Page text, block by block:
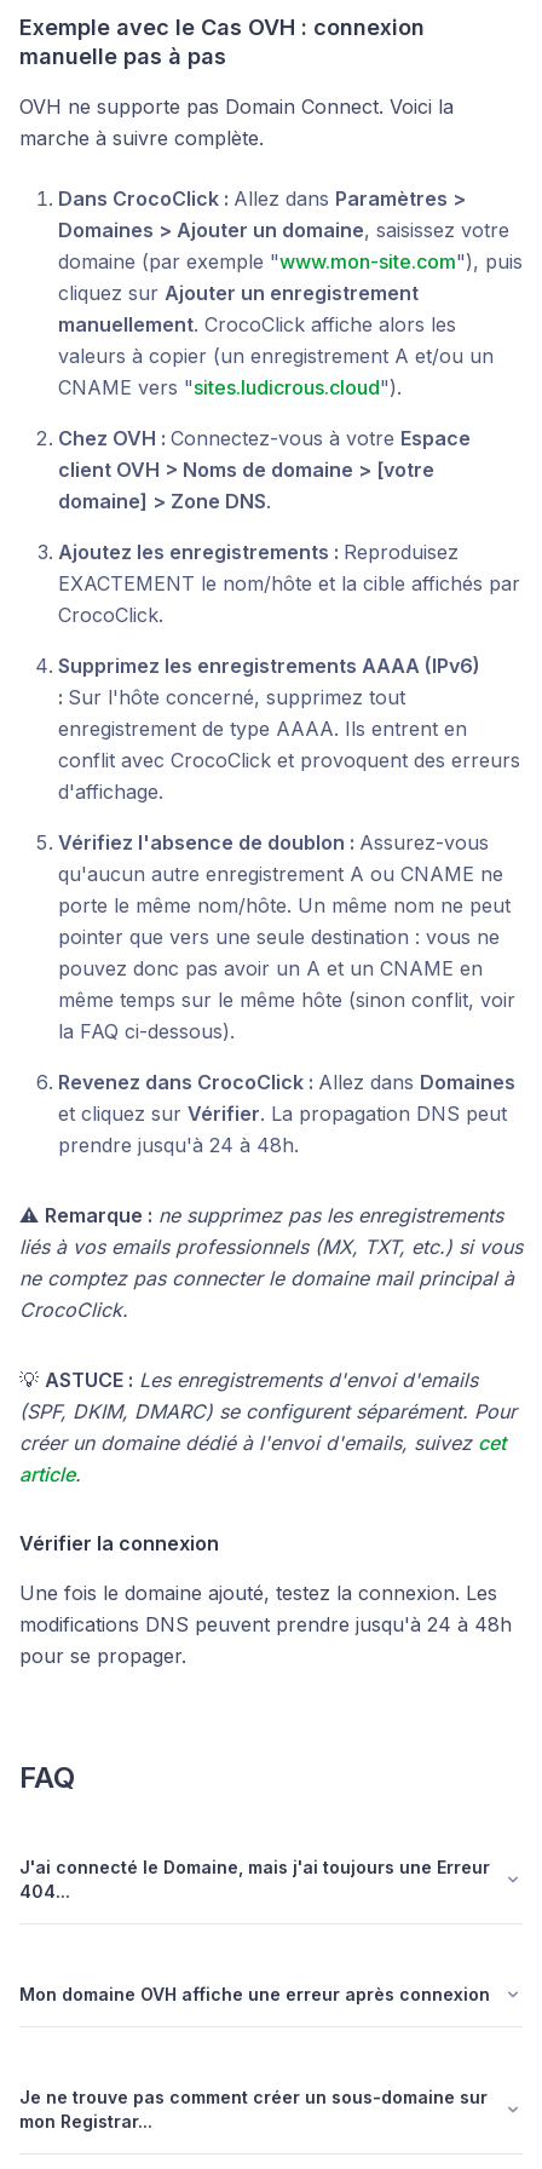
Exemple avec le Cas OVH : connexion
manuelle pas à pas
OVH ne supporte pas Domain Connect. Voici la
marche à suivre complète.
Dans CrocoClick : Allez dans Paramètres >
Domaines > Ajouter un domaine, saisissez votre
domaine (par exemple "www.mon-site.com"), puis
cliquez sur Ajouter un enregistrement
manuellement. CrocoClick affiche alors les
valeurs à copier (un enregistrement A et/ou un
CNAME vers "sites.ludicrous.cloud").
Chez OVH : Connectez-vous à votre Espace
client OVH > Noms de domaine > [votre
domaine] > Zone DNS.
Ajoutez les enregistrements : Reproduisez
EXACTEMENT le nom/hôte et la cible affichés par
CrocoClick.
Supprimez les enregistrements AAAA (IPv6)
: Sur l'hôte concerné, supprimez tout
enregistrement de type AAAA. Ils entrent en
conflit avec CrocoClick et provoquent des erreurs
d'affichage.
Vérifiez l'absence de doublon : Assurez-vous
qu'aucun autre enregistrement A ou CNAME ne
porte le même nom/hôte. Un même nom ne peut
pointer que vers une seule destination : vous ne
pouvez donc pas avoir un A et un CNAME en
même temps sur le même hôte (sinon conflit, voir
la FAQ ci-dessous).
Revenez dans CrocoClick : Allez dans Domaines
et cliquez sur Vérifier. La propagation DNS peut
prendre jusqu'à 24 à 48h.
⚠️ Remarque : ne supprimez pas les enregistrements
liés à vos emails professionnels (MX, TXT, etc.) si vous
ne comptez pas connecter le domaine mail principal à
CrocoClick.
💡 ASTUCE : Les enregistrements d'envoi d'emails
(SPF, DKIM, DMARC) se configurent séparément. Pour
créer un domaine dédié à l'envoi d'emails, suivez cet
article.
Vérifier la connexion
Une fois le domaine ajouté, testez la connexion. Les
modifications DNS peuvent prendre jusqu'à 24 à 48h
pour se propager.
FAQ
J'ai connecté le Domaine, mais j'ai toujours une Erreur
404...
Mon domaine OVH affiche une erreur après connexion
Je ne trouve pas comment créer un sous-domaine sur
mon Registrar...